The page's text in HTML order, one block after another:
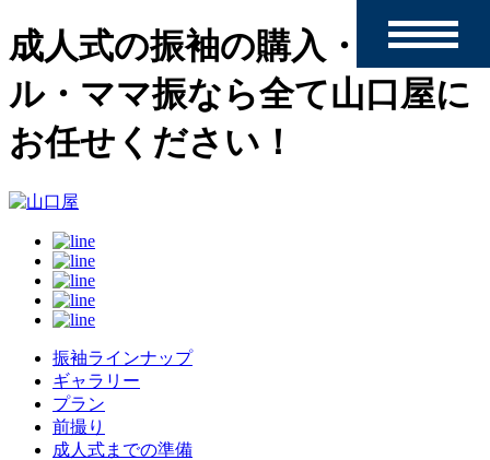
成人式の振袖の購入・レンタ
ル・ママ振なら全て山口屋に
お任せください！
振袖ラインナップ
ギャラリー
プラン
前撮り
成人式までの準備
toggle
navigation